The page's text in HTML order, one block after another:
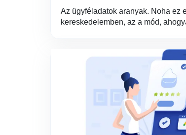
Az ügyféladatok aranyak. Noha ez
kereskedelemben, az a mód,